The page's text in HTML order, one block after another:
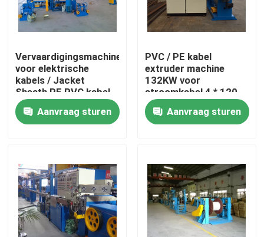
Over ons
Kwaliteitscontrole
Neem contact met ons op
Cable Extruder Machine
Draadtrekkers
Vervaardigingsmachine
voor elektrische
kabels / Jacket
Sheath PE PVC kabel
extruder
Aanvraag sturen
PVC / PE kabel
extruder machine
132KW voor
stroomkabel 4 * 120
Aanvraag sturen